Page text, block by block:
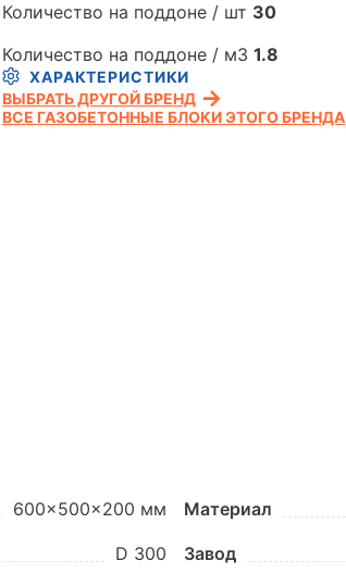
Количество на поддоне / шт 30
Количество на поддоне / м3 1.8
ХАРАКТЕРИСТИКИ
ВЫБРАТЬ ДРУГОЙ БРЕНД
ВСЕ ГАЗОБЕТОННЫЕ БЛОКИ ЭТОГО БРЕНДА
600x500x200 мм
D 300
Материал
Завод